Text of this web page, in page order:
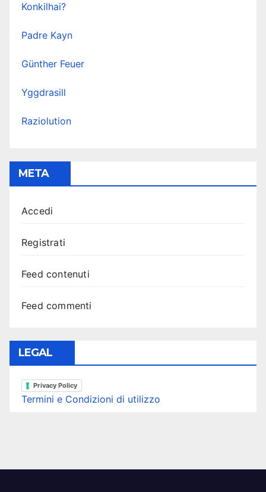
Konkilhai?
Padre Kayn
Günther Feuer
Yggdrasill
Raziolution
META
Accedi
Registrati
Feed contenuti
Feed commenti
LEGAL
Privacy Policy
Termini e Condizioni di utilizzo